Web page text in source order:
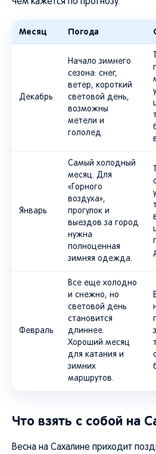
чем кажется по прогнозу.
Месяц Погода
Декабрь
Начало зимнего
сезона: снег,
ветер, короткий
световой день,
возможны
метели и
гололед.
Январь
Самый холодный
месяц. Для
«Горного
воздуха»,
прогулок и
выездов за город
нужна
полноценная
зимняя одежда.
Февраль
Все еще холодно
и снежно, но
световой день
становится
длиннее.
Хороший месяц
для катания и
зимних
маршрутов.
Что взять с собой на
Весна на Сахалине приходит